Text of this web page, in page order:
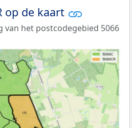
op de kaart
van het postcodegebied 5066